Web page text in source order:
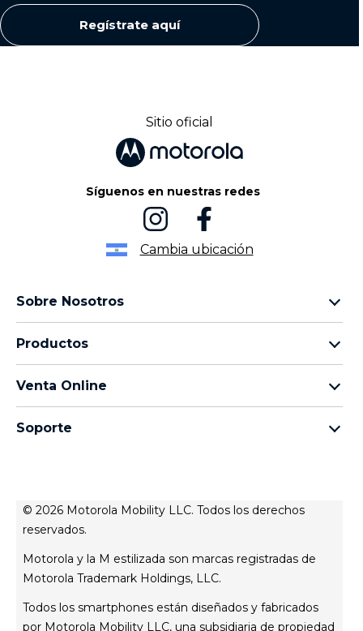
Regístrate aquí
Sitio oficial
Síguenos en nuestras redes
Cambia ubicación
Sobre Nosotros
Términos de uso
Aviso de Privacidad Web
Productos
moto g
Venta Online
Soporte
Controladores
Contáctanos
servicio técnico
Estatus de tu reparación
© 2026 Motorola Mobility LLC. Todos los derechos
reservados.
Motorola y la M estilizada son marcas registradas de
Motorola Trademark Holdings, LLC.
Todos los smartphones están diseñados y fabricados
por Motorola Mobility LLC, una subsidiaria de propiedad